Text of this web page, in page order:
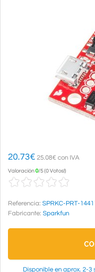
20.73€ 25.08€ con IVA
Valoración0/5(0 Votos!)
Referencia: SPRKC-PRT-
Fabricante: Sparkfun
Disponible en aprox. 2-